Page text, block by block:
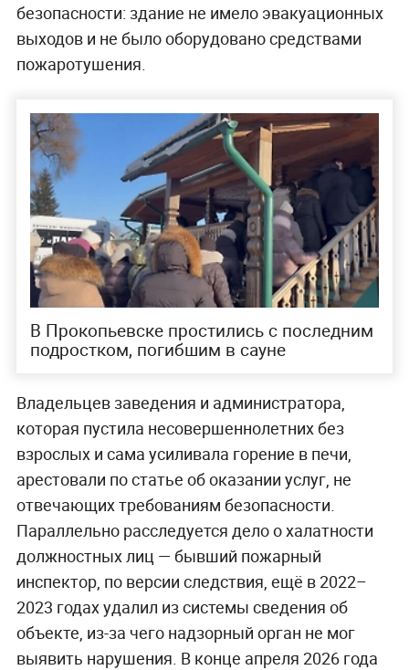
безопасности: здание не имело эвакуационных
выходов и не было оборудовано средствами
пожаротушения.
В Прокопьевске простились с последним
подростком, погибшим в сауне
Владельцев заведения и администратора,
которая пустила несовершеннолетних без
взрослых и сама усиливала горение в печи,
арестовали по статье об оказании услуг, не
отвечающих требованиям безопасности.
Параллельно расследуется дело о халатности
должностных лиц — бывший пожарный
инспектор, по версии следствия, ещё в 2022–
2023 годах удалил из системы сведения об
объекте, из-за чего надзорный орган не мог
выявить нарушения. В конце апреля 2026 года